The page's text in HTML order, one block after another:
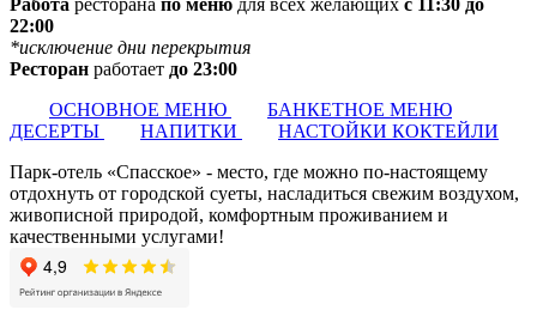
22:00
*исключение дни перекрытия
Ресторан работает до 23:00
ОСНОВНОЕ МЕНЮ
БАНКЕТНОЕ МЕНЮ
ДЕСЕРТЫ
НАПИТКИ
НАСТОЙКИ КОКТЕЙЛИ
Парк-отель «Спасское» - место, где можно по-настоящему
отдохнуть от городской суеты, насладиться свежим воздухом,
живописной природой, комфортным проживанием и
качественными услугами!